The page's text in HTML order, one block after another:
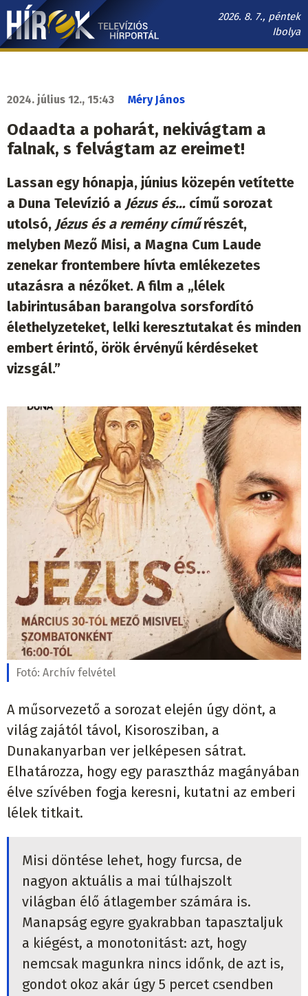
Ugrás
tartalomra
2026. 8. 7., péntek
Ibolya
Hírek.sk
navigáció
2024. július 12., 15:43 Méry János
Odaadta a poharát, nekivágtam a
falnak, s felvágtam az ereimet!
Lassan egy hónapja, június közepén vetítette
a Duna Televízió a Jézus és… című sorozat
utolsó, Jézus és a remény címűrészét,
melyben Mező Misi, a Magna Cum Laude
zenekar frontembere hívta emlékezetes
utazásra a nézőket. A film a „lélek
labirintusában barangolva sorsfordító
élethelyzeteket, lelki keresztutakat és minden
embert érintő, örök érvényű kérdéseket
vizsgál.”
Fotó: Archív felvétel
A műsorvezető a sorozat elején úgy dönt, a
világ zajától távol, Kisorosziban, a
Dunakanyarban ver jelképesen sátrat.
Elhatározza, hogy egy parasztház magányában
élve szívében fogja keresni, kutatni az emberi
lélek titkait.
Misi döntése lehet, hogy furcsa, de
nagyon aktuális a mai túlhajszolt
világban élő átlagember számára is.
Manapság egyre gyakrabban tapasztaljuk
a kiégést, a monotonitást: azt, hogy
nemcsak magunkra nincs időnk, de azt is,
gondot okoz akár úgy 5 percet csendben